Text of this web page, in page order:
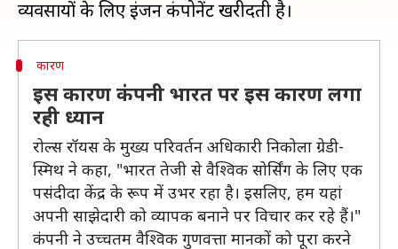
कारण
इस कारण कंपनी भारत पर इस कारण लगा
रही ध्यान
रोल्स रॉयस के मुख्य परिवर्तन अधिकारी निकोला ग्रेडी-
स्मिथ ने कहा, "भारत तेजी से वैश्विक सोर्सिंग के लिए एक
पसंदीदा केंद्र के रूप में उभर रहा है। इसलिए, हम यहां
अपनी साझेदारी को व्यापक बनाने पर विचार कर रहे हैं।"
कंपनी ने उच्चतम वैश्विक गुणवत्ता मानकों को पूरा करने